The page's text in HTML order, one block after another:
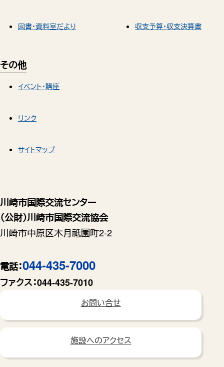
川崎市国際交流センター
（公財）川崎市国際交流協会
川崎市中原区木月祗園町2-2
電話：044-435-7000
ファクス：044-435-7010
お問い合せ
施設へのアクセス
図書・資料室だより 収支予算・収支決算書
その他
イベント・講座
リンク
サイトマップ